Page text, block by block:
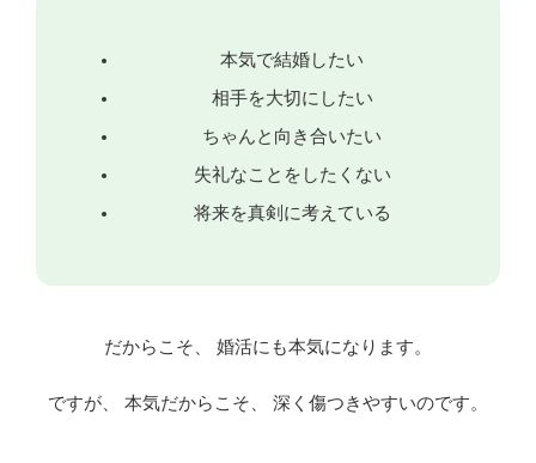
本気で結婚したい
相手を大切にしたい
ちゃんと向き合いたい
失礼なことをしたくない
将来を真剣に考えている
だからこそ、 婚活にも本気になります。
ですが、 本気だからこそ、 深く傷つきやすいのです。